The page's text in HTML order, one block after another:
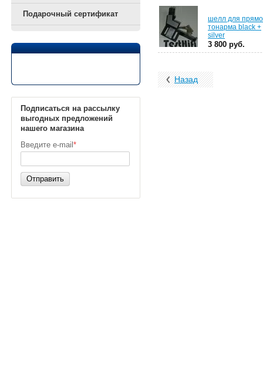
Подарочный сертификат
Подписаться на рассылку
выгодных предложений
нашего магазина
Введите e-mail *
Отправить
шелл для
тонарма black +
silver
3 800 руб.
Назад